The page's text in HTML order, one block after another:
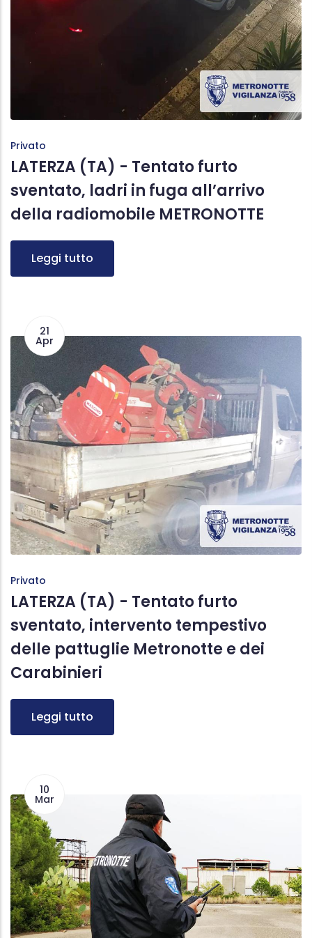
Privato
LATERZA (TA) - Tentato furto
sventato, ladri in fuga all’arrivo
della radiomobile METRONOTTE
Leggi tutto
21
Apr
Privato
LATERZA (TA) - Tentato furto
sventato, intervento tempestivo
delle pattuglie Metronotte e dei
Carabinieri
Leggi tutto
10
Mar